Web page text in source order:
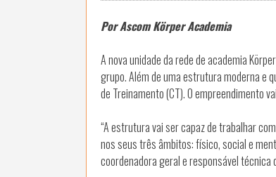
Por Ascom Körper Academia
A nova unidade da rede de academia
grupo. Além de uma estrutura moderna e
de Treinamento (CT). O empreendimento
“A estrutura vai ser capaz de trabalhar
nos seus três âmbitos: físico, social e
coordenadora geral e responsável técnica